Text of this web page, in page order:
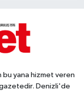
bu yana hizmet veren
gazetedir. Denizli'de